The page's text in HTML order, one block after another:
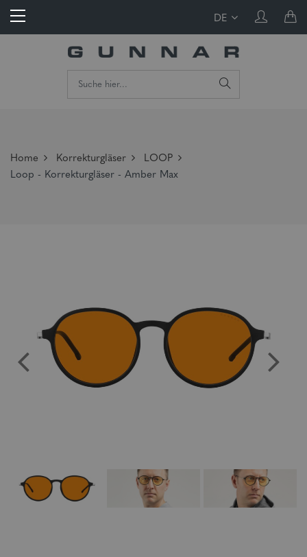
DE
Home Korrekturgläser
LOOP
Loop - Korrekturgläser - Amber Max